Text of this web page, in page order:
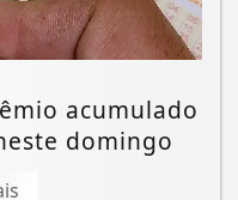
acumulado
domingo